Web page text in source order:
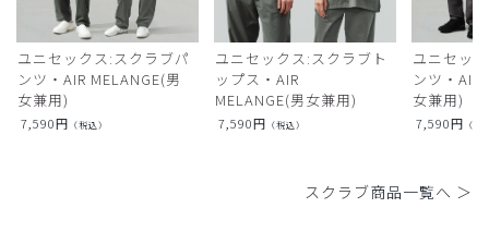
ユニセックス:スクラブパ
ンツ・AIR MELANGE(男
女兼用)
7,590円 （税込）
ユニセックス:スクラブト
ップス・AIR
MELANGE(男女兼用)
7,590円 （税込）
ユニセッ
ンツ・AIR
女兼用)
7,590円 （税
スクラブ商品一覧へ ＞